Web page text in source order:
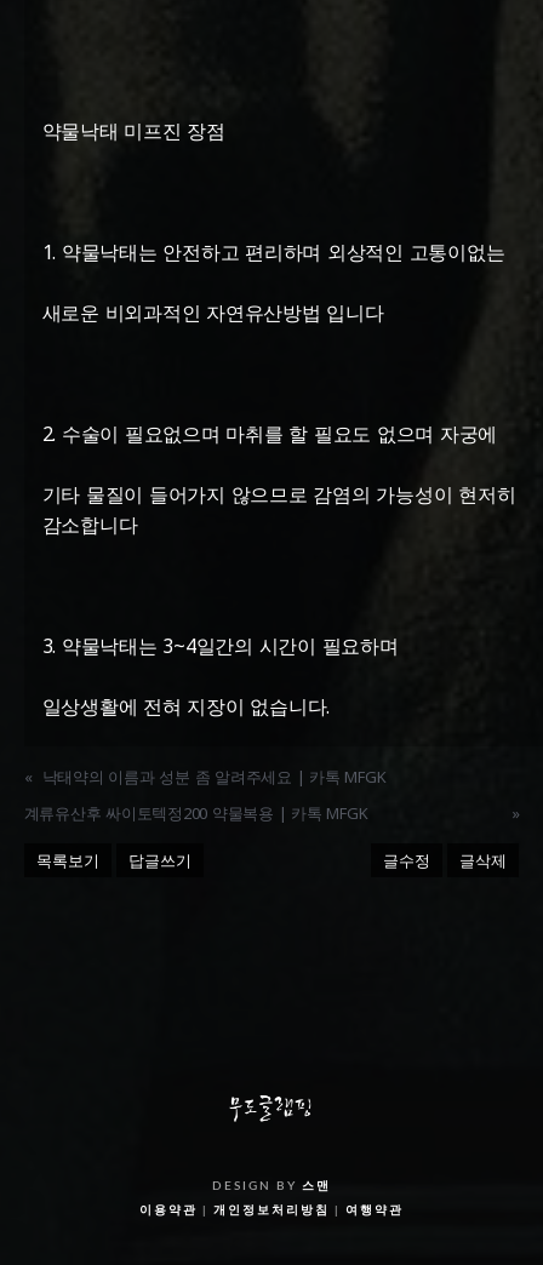
약물낙태 미프진 장점
1. 약물낙태는 안전하고 편리하며 외상적인 고통이없는
새로운 비외과적인 자연유산방법 입니다
2. 수술이 필요없으며 마취를 할 필요도 없으며 자궁에
기타 물질이 들어가지 않으므로 감염의 가능성이 현저히
감소합니다
3. 약물낙태는 3~4일간의 시간이 필요하며
일상생활에 전혀 지장이 없습니다.
« 낙태약의 이름과 성분 좀 알려주세요 | 카톡 MFGK
계류유산후 싸이토텍정200 약물복용 | 카톡 MFGK
»
목록보기 답글쓰기 글수정 글삭제
DESIGN BY 스맨
이용약관
개인정보처리방침 여행약관